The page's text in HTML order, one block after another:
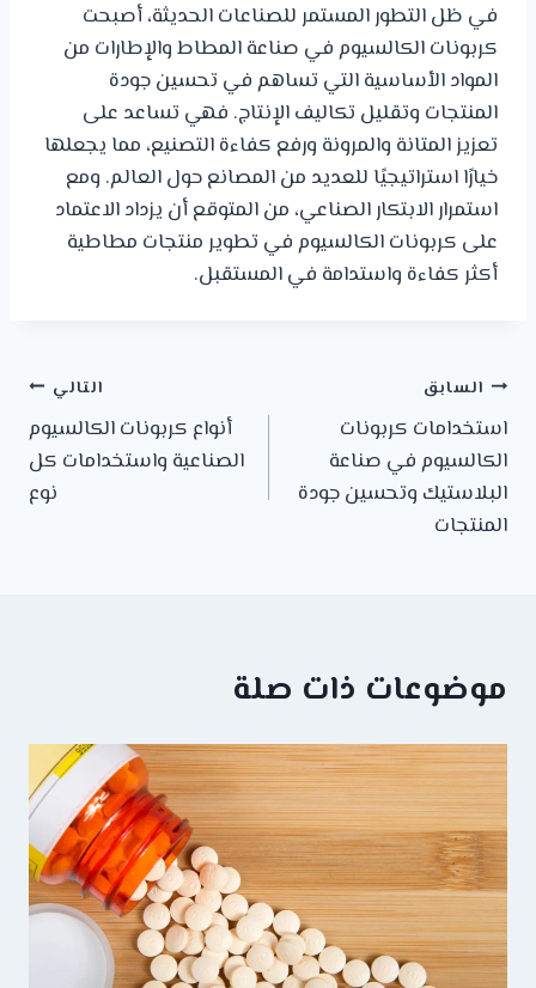
في ظل التطور المستمر للصناعات الحديثة، أصبحت
كربونات الكالسيوم في صناعة المطاط والإطارات من
المواد الأساسية التي تساهم في تحسين جودة
المنتجات وتقليل تكاليف الإنتاج. فهي تساعد على
تعزيز المتانة والمرونة ورفع كفاءة التصنيع، مما يجعلها
خيارًا استراتيجيًا للعديد من المصانع حول العالم. ومع
استمرار الابتكار الصناعي، من المتوقع أن يزداد الاعتماد
على كربونات الكالسيوم في تطوير منتجات مطاطية
أكثر كفاءة واستدامة في المستقبل.
السابق
استخدامات كربونات
الكالسيوم في صناعة
البلاستيك وتحسين جودة
المنتجات
التالي
أنواع كربونات الكالسيوم
الصناعية واستخدامات كل
نوع
موضوعات ذات صلة